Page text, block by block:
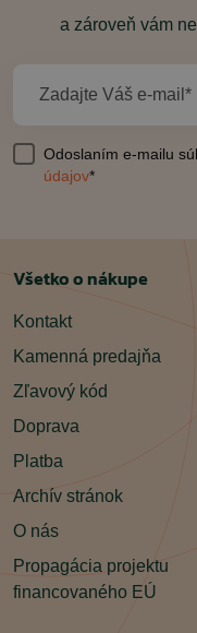
a zároveň vám
Zadajte Váš e-mail*
Odoslaním e-mailu
údajov*
Všetko o nákupe
Kontakt
Kamenná predajňa
Zľavový kód
Doprava
Platba
Archív stránok
O nás
Propagácia projektu
financovaného EÚ